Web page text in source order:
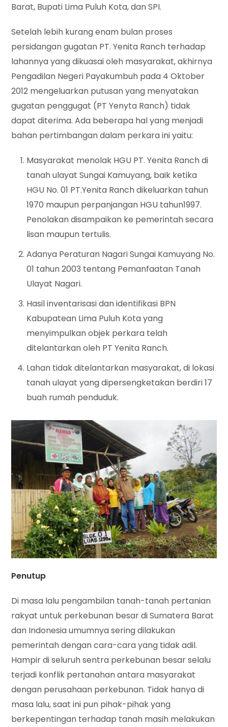
Barat, Bupati Lima Puluh Kota, dan SPI.
Setelah lebih kurang enam bulan proses
persidangan gugatan PT. Yenita Ranch terhadap
lahannya yang dikuasai oleh masyarakat, akhirnya
Pengadilan Negeri Payakumbuh pada 4 Oktober
2012 mengeluarkan putusan yang menyatakan
gugatan penggugat (PT Yenyta Ranch) tidak
dapat diterima. Ada beberapa hal yang menjadi
bahan pertimbangan dalam perkara ini yaitu:
Masyarakat menolak HGU PT. Yenita Ranch di
tanah ulayat Sungai Kamuyang, baik ketika
HGU No. 01 PT.Yenita Ranch dikeluarkan tahun
1970 maupun perpanjangan HGU tahun1997.
Penolakan disampaikan ke pemerintah secara
lisan maupun tertulis.
Adanya Peraturan Nagari Sungai Kamuyang No.
01 tahun 2003 tentang Pemanfaatan Tanah
Ulayat Nagari.
Hasil inventarisasi dan identifikasi BPN
Kabupatean Lima Puluh Kota yang
menyimpulkan objek perkara telah
ditelantarkan oleh PT Yenita Ranch.
Lahan tidak ditelantarkan masyarakat, di lokasi
tanah ulayat yang dipersengketakan berdiri 17
buah rumah penduduk.
Penutup
Di masa lalu pengambilan tanah-tanah pertanian
rakyat untuk perkebunan besar di Sumatera Barat
dan Indonesia umumnya sering dilakukan
pemerintah dengan cara-cara yang tidak adil.
Hampir di seluruh sentra perkebunan besar selalu
terjadi konflik pertanahan antara masyarakat
dengan perusahaan perkebunan. Tidak hanya di
masa lalu, saat ini pun pihak-pihak yang
berkepentingan terhadap tanah masih melakukan